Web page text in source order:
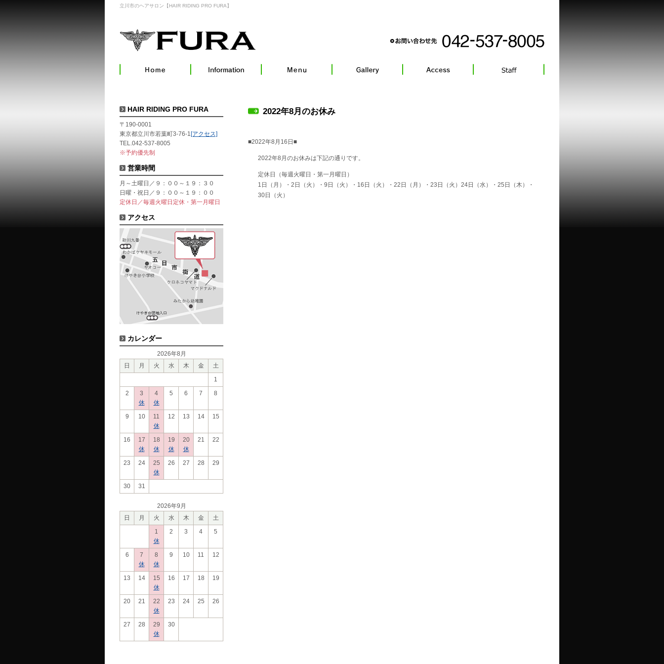
立川市のヘアサロン【HAIR RIDING PRO FURA】
2022年8月のお休み
■2022年8月16日■
2022年8月のお休みは下記の通りです。
定休日（毎週火曜日・第一月曜日）
1日（月）・2日（火）・9日（火）・16日（火）・22日（月）・23日（火）24日（水）・25日（木）・
30日（火）
HAIR RIDING PRO FURA
〒190-0001
東京都立川市若葉町3-76-1 [アクセス]
TEL.042-537-8005
※予約優先制
営業時間
月～土曜日／９：００～１９：３０
日曜・祝日／９：００～１９：００
定休日／毎週火曜日定休・第一月曜日
アクセス
カレンダー
2026年8月
日
月 火 水 木 金
土
1
2
3
休
4
休
5 6 7 8
9 10
11
休
12 13 14 15
16
17
休
18
休
19
休
20
休
21 22
23 24
25
休
26 27 28 29
30 31
2026年9月
日
月 火 水 木 金
土
1
休
2 3 4 5
6
7
休
8
休
9 10 11 12
13 14
15
休
16 17 18 19
20 21
22
休
23 24 25 26
27 28
29
休
30